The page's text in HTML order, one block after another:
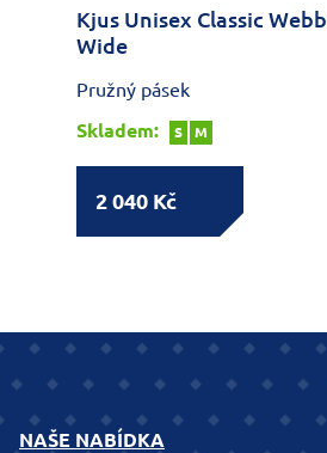
Kjus Unisex Classic
Wide
Pružný pásek
Skladem:
S M
2 040 Kč
NAŠE NABÍDKA